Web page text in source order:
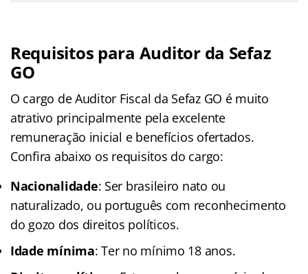
Requisitos para Auditor da Sefaz
GO
O cargo de Auditor Fiscal da Sefaz GO é muito
atrativo principalmente pela excelente
remuneração inicial e benefícios ofertados.
Confira abaixo os requisitos do cargo:
Nacionalidade: Ser brasileiro nato ou
naturalizado, ou português com reconhecimento
do gozo dos direitos políticos.
Idade mínima: Ter no mínimo 18 anos.